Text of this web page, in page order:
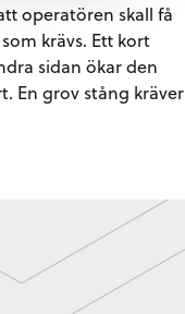
operatören skall få
krävs. Ett kort
sidan ökar den
En grov stång kräver